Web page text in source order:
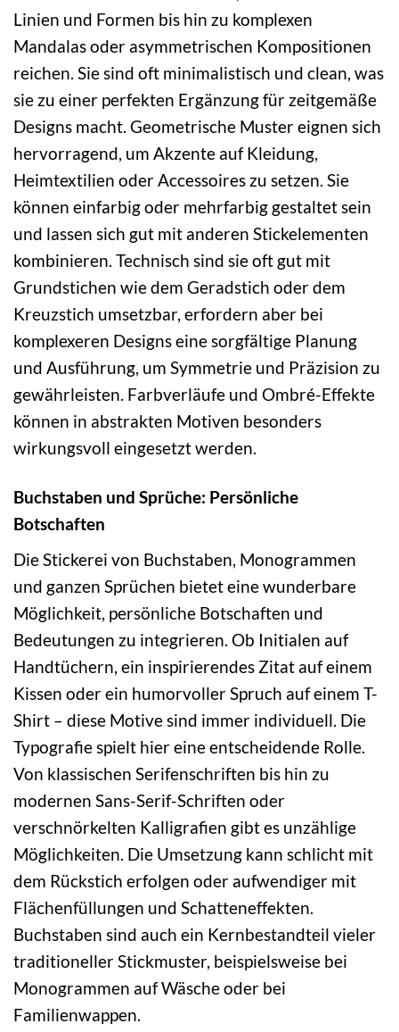
Linien und Formen bis hin zu komplexen
Mandalas oder asymmetrischen Kompositionen
reichen. Sie sind oft minimalistisch und clean, was
sie zu einer perfekten Ergänzung für zeitgemäße
Designs macht. Geometrische Muster eignen sich
hervorragend, um Akzente auf Kleidung,
Heimtextilien oder Accessoires zu setzen. Sie
können einfarbig oder mehrfarbig gestaltet sein
und lassen sich gut mit anderen Stickelementen
kombinieren. Technisch sind sie oft gut mit
Grundstichen wie dem Geradstich oder dem
Kreuzstich umsetzbar, erfordern aber bei
komplexeren Designs eine sorgfältige Planung
und Ausführung, um Symmetrie und Präzision zu
gewährleisten. Farbverläufe und Ombré-Effekte
können in abstrakten Motiven besonders
wirkungsvoll eingesetzt werden.
Buchstaben und Sprüche: Persönliche
Botschaften
Die Stickerei von Buchstaben, Monogrammen
und ganzen Sprüchen bietet eine wunderbare
Möglichkeit, persönliche Botschaften und
Bedeutungen zu integrieren. Ob Initialen auf
Handtüchern, ein inspirierendes Zitat auf einem
Kissen oder ein humorvoller Spruch auf einem T-
Shirt – diese Motive sind immer individuell. Die
Typografie spielt hier eine entscheidende Rolle.
Von klassischen Serifenschriften bis hin zu
modernen Sans-Serif-Schriften oder
verschnörkelten Kalligrafien gibt es unzählige
Möglichkeiten. Die Umsetzung kann schlicht mit
dem Rückstich erfolgen oder aufwendiger mit
Flächenfüllungen und Schatteneffekten.
Buchstaben sind auch ein Kernbestandteil vieler
traditioneller Stickmuster, beispielsweise bei
Monogrammen auf Wäsche oder bei
Familienwappen.